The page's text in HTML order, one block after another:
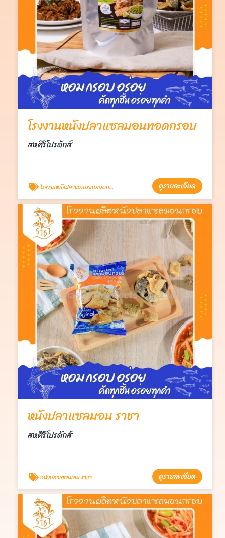
โรงงานหนังปลาแซลมอนทอดกรอบ
สหศิริโปรดักส์
โรงงานหนังปลาแซลมอนทอดกรอบ ดูรายละเอียด
หนังปลาแซลมอน ราชา
สหศิริโปรดักส์
หนังปลาแซลมอน ราชา ดูรายละเอียด